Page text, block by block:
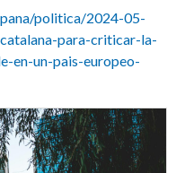
politica/2024-05-
para-criticar-la-
en-un-pais-europeo-